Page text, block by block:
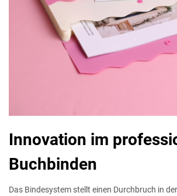
Innovation im
Buchbinden
Das Bindesystem stellt einen Durchbruch in der